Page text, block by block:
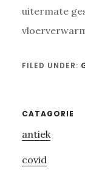
uitermate
FILED UNDER:
Primary
Sidebar
CATAGORIE
antiek
covid